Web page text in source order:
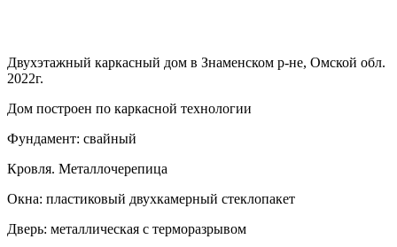
Двухэтажный каркасный дом в Знаменском р-не, Омской обл.
2022г.
Дом построен по каркасной технологии
Фундамент: свайный
Кровля. Металлочерепица
Окна: пластиковый двухкамерный стеклопакет
Дверь: металлическая с терморазрывом